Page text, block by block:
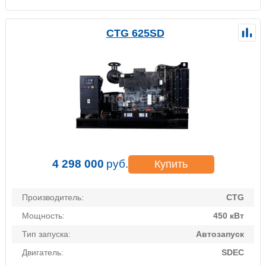
CTG 625SD
4 298 000 руб. Купить
Производитель:
CTG
Мощность:
450 кВт
Тип запуска:
Автозапуск
Двигатель:
SDEC